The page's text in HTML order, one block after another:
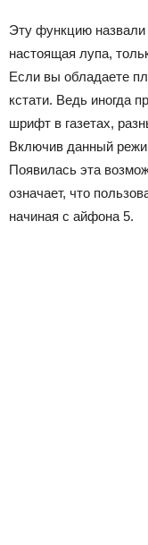
Эту функцию назвали
настоящая лупа,
Если вы обладаете
кстати. Ведь иногда
шрифт в газетах,
Включив данный
Появилась эта
означает, что
начиная с айфона 5.